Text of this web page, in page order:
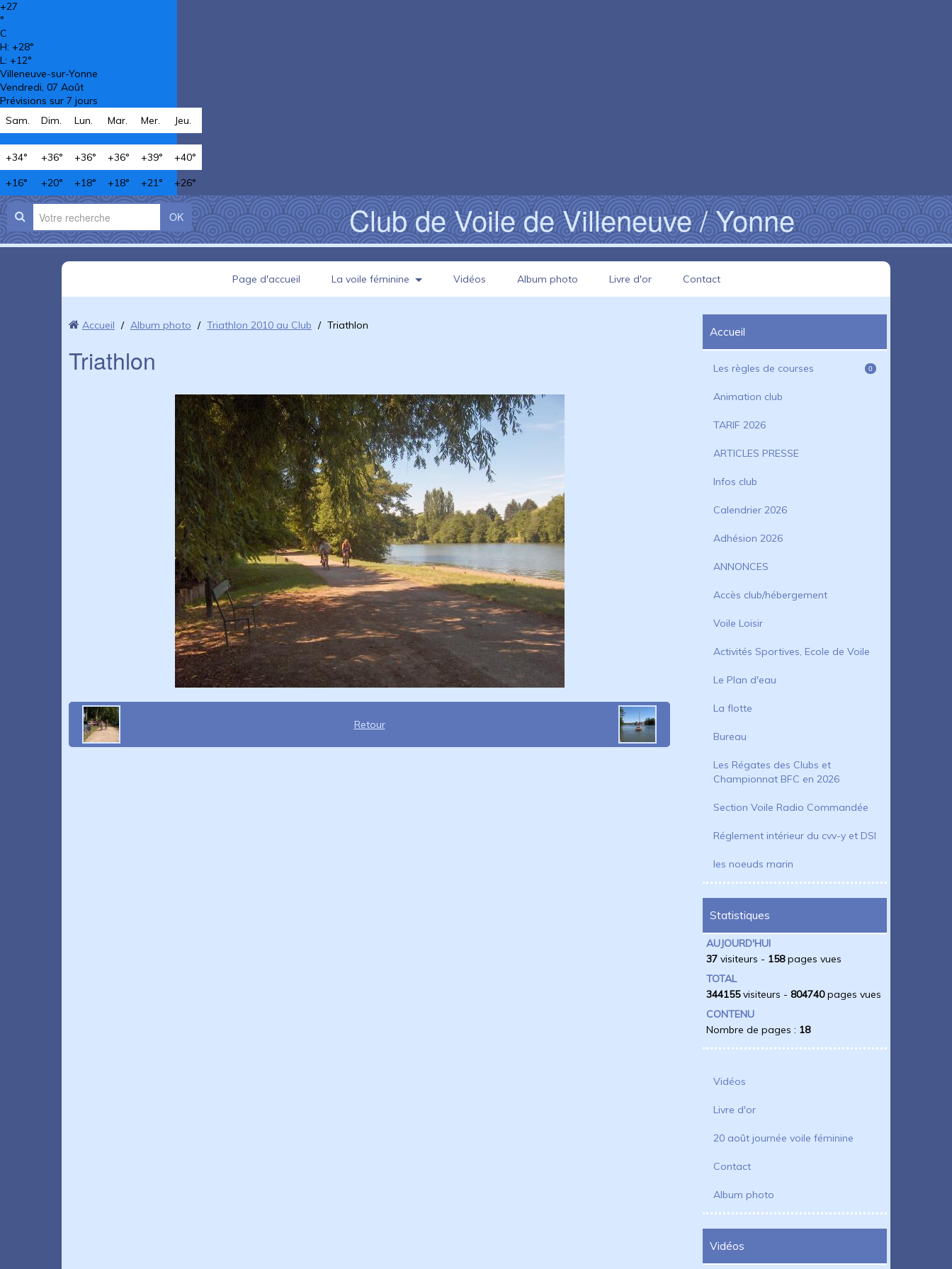
+27
°
C
H: +28°
L: +12°
Villeneuve-sur-Yonne
Vendredi, 07 Août
Prévisions sur 7 jours
Sam.
Dim. Lun. Mar. Mer. Jeu.
+34° +36° +36° +36° +39° +40°
+16° +20° +18° +18° +21° +26°
OK Club de Voile de Villeneuve / Yonne
Page d'accueil La voile féminine Vidéos Album photo Livre d'or Contact
Accueil / Album photo / Triathlon 2010 au Club / Triathlon
Triathlon
Retour
Accueil
Les règles de courses 0
Animation club
TARIF 2026
ARTICLES PRESSE
Infos club
Calendrier 2026
Adhésion 2026
ANNONCES
Accès club/hébergement
Voile Loisir
Activités Sportives, Ecole de Voile
Le Plan d'eau
La flotte
Bureau
Les Régates des Clubs et
Championnat BFC en 2026
Section Voile Radio Commandée
Réglement intérieur du cvv-y et DSI
les noeuds marin
Statistiques
AUJOURD'HUI
37visiteurs - 158pages vues
TOTAL
344155visiteurs - 804740pages vues
CONTENU
Nombre de pages : 18
Vidéos
Livre d'or
20 août journée voile féminine
Contact
Album photo
Vidéos